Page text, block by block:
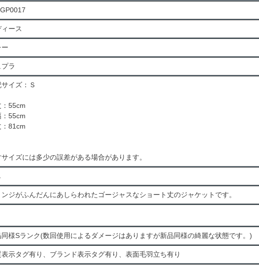
ィース
ー
ラ
イズ：Ｓ
：55cm
：55cm
：81cm
イズには多少の誤差がある場合があります。
ンジがふんだんにあしらわれたゴージャスなショート丈のジャケットです。
同様Sランク(数回使用によるダメージはありますが新品同様の綺麗な状態です。)
示タグ有り、ブランド表示タグ有り、表面毛羽立ち有り